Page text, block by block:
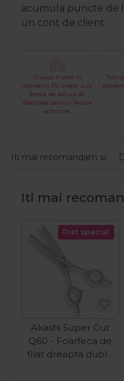
acumula puncte de
un cont de client.
Creaza-ti cont si
primesti 2% inapoi sub
forma de bonus de
fidelitate pentru fiecare
achizitie.
Iti mai recomandam si:
Iti mai
Pret special
Akashi Super Cut
Q60 - Foarfeca de
filat dreapta dublu